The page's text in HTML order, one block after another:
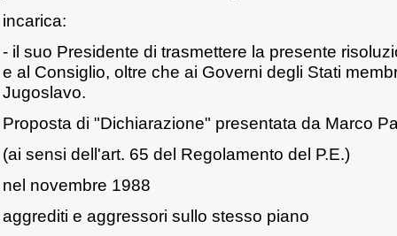
incarica:
- il suo Presidente di trasmettere la presente
e al Consiglio, oltre che ai Governi degli Stati
Jugoslavo.
Proposta di "Dichiarazione" presentata da Marco
(ai sensi dell'art. 65 del Regolamento del P.E.)
nel novembre 1988
aggrediti e aggressori sullo stesso piano